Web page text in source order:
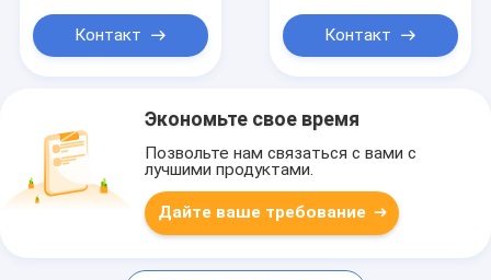
Контакт Контакт
Экономьте свое время
Позвольте нам связаться с вами с
лучшими продуктами.
Дайте ваше требование